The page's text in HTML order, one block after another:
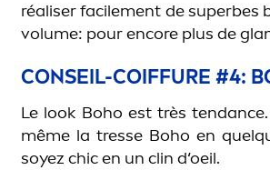
réaliserfacilement de superbes
volume: pourencore plus de
CONSEIL-COIFFURE #4:
Le look Boho est très tendance.
même la tresse Boho en
soyez chic en un clin d‘oeil.